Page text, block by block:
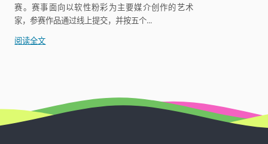
赛。赛事面向以软性粉彩为主要媒介创作的艺术
家，参赛作品通过线上提交，并按五个...
阅读全文第
粉
彩